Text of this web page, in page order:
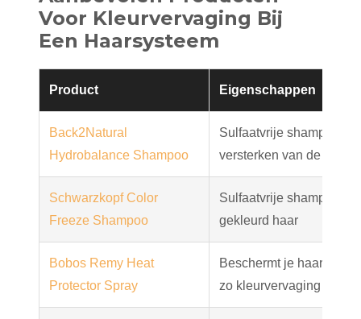
Voor Kleurvervaging Bij
Een Haarsysteem
Product Eigenschappen
Back2Natural
Hydrobalance Shampoo
Sulfaatvrije shampoo
versterken van de
Schwarzkopf Color
Freeze Shampoo
Sulfaatvrije shampoo
gekleurd haar
Bobos Remy Heat
Protector Spray
Beschermt je haar
zo kleurvervaging te